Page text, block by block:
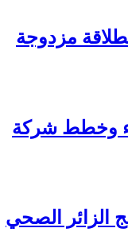
مزدوجة
وخطط شركة
الزائر الصحي